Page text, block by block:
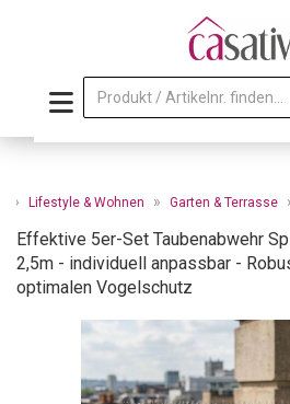
» Lifestyle & Wohnen » Garten & Terrasse
Effektive 5er-Set Taubenabwehr
2,5m - individuell anpassbar -
optimalen Vogelschutz